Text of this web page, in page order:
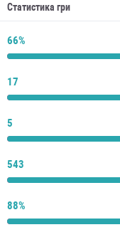
Статистика гри
66%
17
5
543
88%